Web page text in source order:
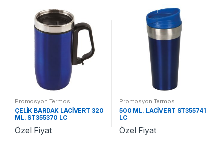
Promosyon Termos
ÇELİK BARDAK LACİVERT 320
ML. ST355370 LC
Özel Fiyat
Promosyon Termos
500 ML. LACİVERT ST355741
LC
Özel Fiyat